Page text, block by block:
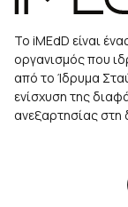
Το iMEdD είναι
οργανισμός που
από το Ίδρυμα
ενίσχυση της
ανεξαρτησίας στη